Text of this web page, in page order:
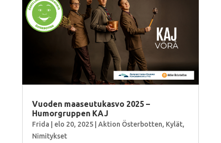
Vuoden maaseutukasvo 2025 –
Humorgruppen KAJ
Frida | elo 20, 2025| Aktion Österbotten, Kylät,
Nimitykset